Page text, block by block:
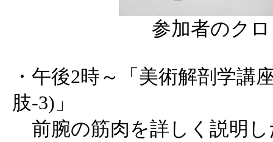
参加者のク
・午後2時～「美術解剖学講
肢-3)」
前腕の筋肉を詳しく説明